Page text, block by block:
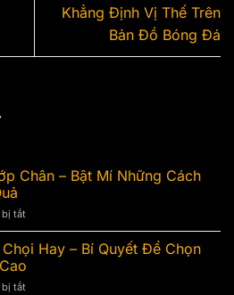
Khẳng Định Vị Thế Trên
Bản Đồ Bóng Đá
Chân – Bật Mí Những Cách
bị tắt
Gà
Bị
Sưng
Hay – Bí Quyết Để Chọn
bị tắt